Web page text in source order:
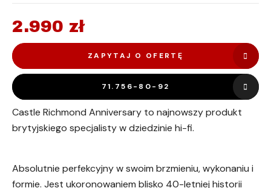
2.990 zł
ZAPYTAJ O OFERTĘ
71.756-80-92
Castle Richmond Anniversary to najnowszy produkt
brytyjskiego specjalisty w dziedzinie hi-fi.
Absolutnie perfekcyjny w swoim brzmieniu, wykonaniu i
formie. Jest ukoronowaniem blisko 40-letniej historii